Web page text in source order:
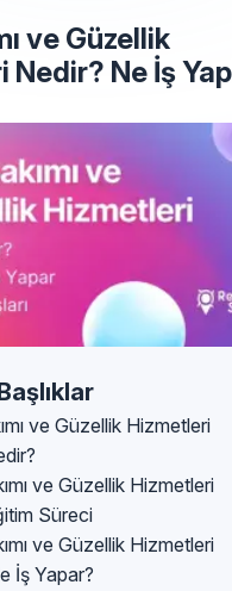
ve Güzellik
Nedir? Ne İş
ve Güzellik Hizmetleri
ve Güzellik Hizmetleri
Süreci
ve Güzellik Hizmetleri
İş Yapar?